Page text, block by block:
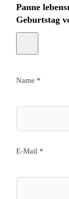
Panne
Geburtstag
Name *
E-Mail *